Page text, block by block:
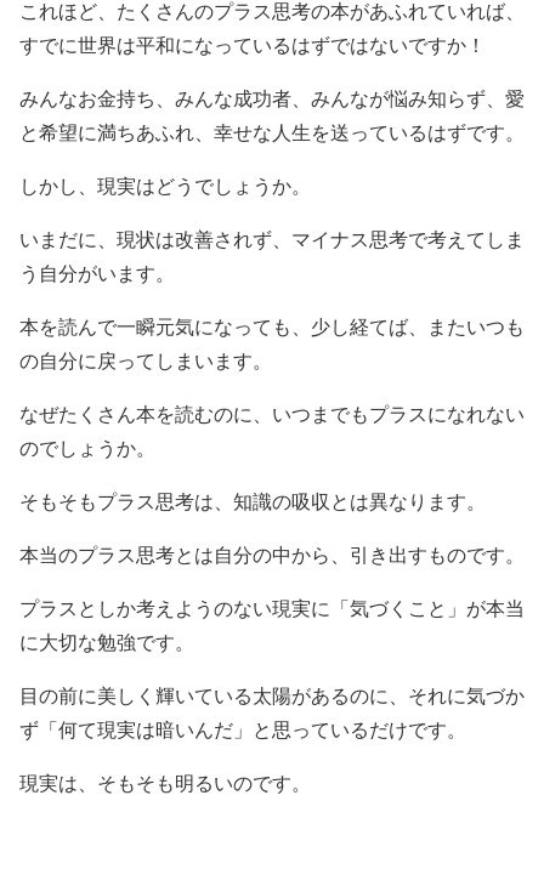
これほど、たくさんのプラス思考の本があふれていれば、
すでに世界は平和になっているはずではないですか！
みんなお金持ち、みんな成功者、みんなが悩み知らず、愛
と希望に満ちあふれ、幸せな人生を送っているはずです。
しかし、現実はどうでしょうか。
いまだに、現状は改善されず、マイナス思考で考えてしま
う自分がいます。
本を読んで一瞬元気になっても、少し経てば、またいつも
の自分に戻ってしまいます。
なぜたくさん本を読むのに、いつまでもプラスになれない
のでしょうか。
そもそもプラス思考は、知識の吸収とは異なります。
本当のプラス思考とは自分の中から、引き出すものです。
プラスとしか考えようのない現実に「気づくこと」が本当
に大切な勉強です。
目の前に美しく輝いている太陽があるのに、それに気づか
ず「何て現実は暗いんだ」と思っているだけです。
現実は、そもそも明るいのです。